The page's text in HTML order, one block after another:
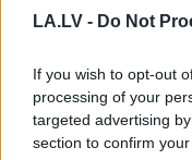
LA.LV - Do Not
If you wish to opt-out
processing of your
targeted advertising
section to confirm
dārzeņu vai augļu
parasti nesatur.
sastāvam un
veselīgas